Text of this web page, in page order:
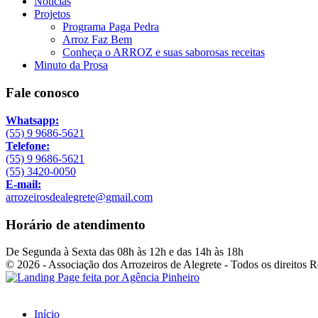
Projetos
Programa Paga Pedra
Arroz Faz Bem
Conheça o ARROZ e suas saborosas receitas
Minuto da Prosa
Fale conosco
Whatsapp:
(55) 9 9686-5621
Telefone:
(55) 9 9686-5621
(55) 3420-0050
E-mail:
arrozeirosdealegrete@gmail.com
Horário de atendimento
De Segunda à Sexta das 08h às 12h e das 14h às 18h
© 2026 - Associação dos Arrozeiros de Alegrete - Todos os direitos
Início